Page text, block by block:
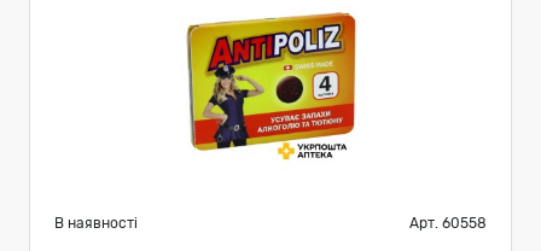
В наявності Арт. 60558